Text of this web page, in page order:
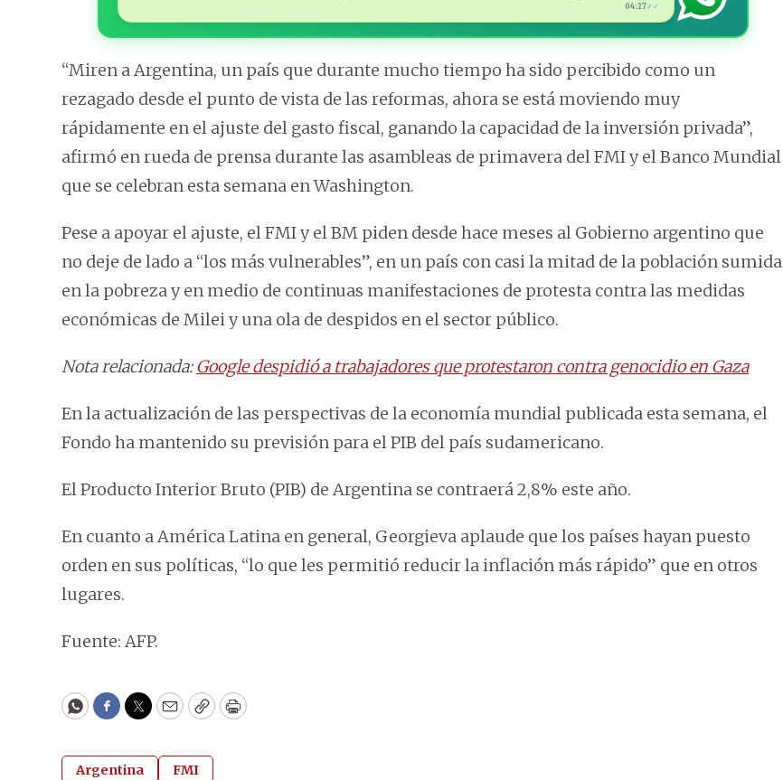
04:27✓✓
“Miren a Argentina, un país que durante mucho tiempo ha sido percibido como un
rezagado desde el punto de vista de las reformas, ahora se está moviendo muy
rápidamente en el ajuste del gasto fiscal, ganando la capacidad de la inversión privada”,
afirmó en rueda de prensa durante las asambleas de primavera del FMI y el Banco Mundial
que se celebran esta semana en Washington.
Pese a apoyar el ajuste, el FMI y el BM piden desde hace meses al Gobierno argentino que
no deje de lado a “los más vulnerables”, en un país con casi la mitad de la población sumida
en la pobreza y en medio de continuas manifestaciones de protesta contra las medidas
económicas de Milei y una ola de despidos en el sector público.
Nota relacionada:Google despidió a trabajadores que protestaron contra genocidio en Gaza
En la actualización de las perspectivas de la economía mundial publicada esta semana, el
Fondo ha mantenido su previsión para el PIB del país sudamericano.
El Producto Interior Bruto (PIB) de Argentina se contraerá 2,8% este año.
En cuanto a América Latina en general, Georgieva aplaude que los países hayan puesto
orden en sus políticas, “lo que les permitió reducir la inflación más rápido” que en otros
lugares.
Fuente: AFP.
WhatsApp
Facebook
Twitter
EmailCopyPrint
Argentina FMI